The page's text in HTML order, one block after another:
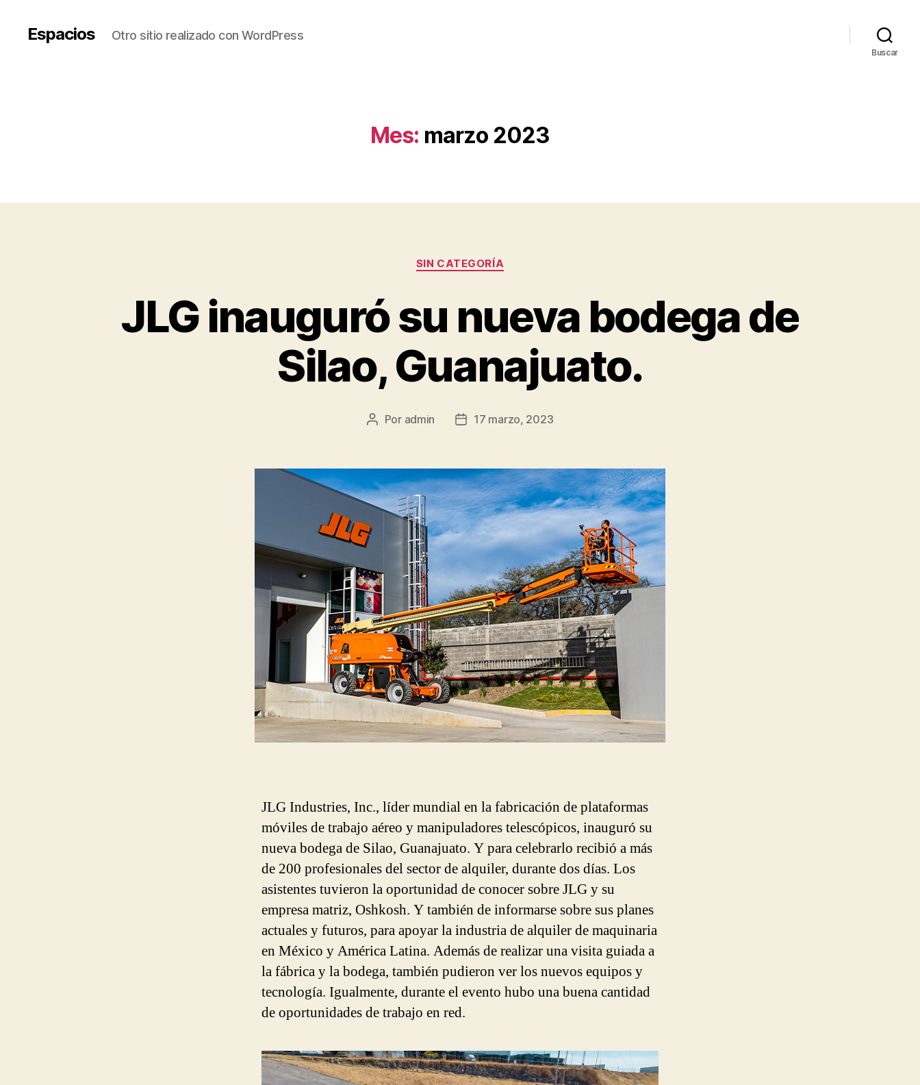
Espacios Otro sitio realizado con WordPress
Buscar
Mes: marzo 2023
Categorías
SIN CATEGORÍA
JLG inauguró su nueva bodega de
Silao, Guanajuato.
Autor
publicación
Por admin
Fecha
publicación
17 marzo, 2023
JLG Industries, Inc., líder mundial en la fabricación de plataformas
móviles de trabajo aéreo y manipuladores telescópicos, inauguró su
nueva bodega de Silao, Guanajuato. Y para celebrarlo recibió a más
de 200 profesionales del sector de alquiler, durante dos días. Los
asistentes tuvieron la oportunidad de conocer sobre JLG y su
empresa matriz, Oshkosh. Y también de informarse sobre sus planes
actuales y futuros, para apoyar la industria de alquiler de maquinaria
en México y América Latina. Además de realizar una visita guiada a
la fábrica y la bodega, también pudieron ver los nuevos equipos y
tecnología. Igualmente, durante el evento hubo una buena cantidad
de oportunidades de trabajo en red.